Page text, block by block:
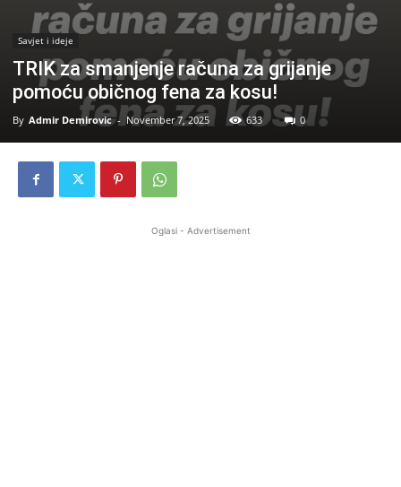
Savjet i ideje
TRIK za smanjenje računa za grijanje
pomoću običnog fena za kosu!
By Admir Demirovic - November 7, 2025 633 0
Oglasi - Advertisement